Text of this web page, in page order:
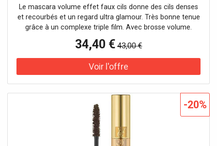
Le mascara volume effet faux cils donne des cils denses
et recourbés et un regard ultra glamour. Très bonne tenue
grâce à un complexe triple film. Avec brosse volume.
Testé sous contrôle ophtalmologique. Convient aux yeux
sensibles et aux porteuses de lentilles de contact. Effet :
volumateur, épaississant Caractéristique : longue
tenueAucune précaution d'emploi spécifique n'est
34,40 € 43,00 €
-20%